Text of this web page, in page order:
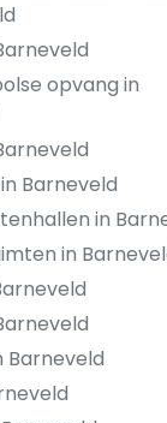
opvang in
Barneveld
in
in
Barneveld